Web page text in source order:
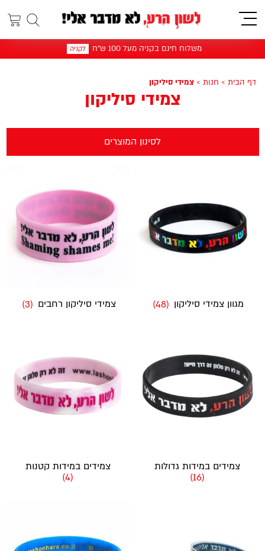
תפריט
משלוח חינם בקניה מעל 100 ש"ח לקניה
דף הבית > חנות > צמידי סיליקון
צמידי סיליקון
לסינון המוצרים
מגוון צמידי סיליקון (48) צמידי סיליקון רחבים (3)
צמידים במידות גדולות
(16)
צמידים במידות קטנות
(4)